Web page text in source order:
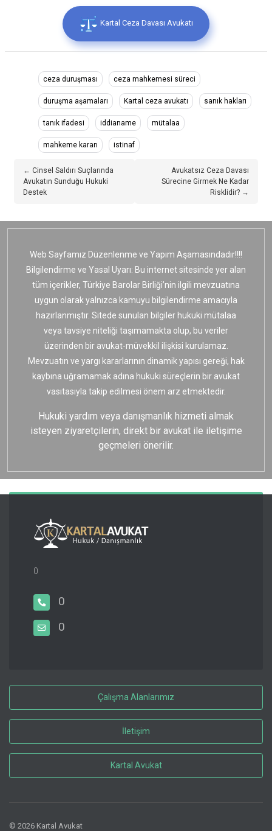
Kartal Ceza Davası Avukatı
ceza duruşması ceza mahkemesi süreci
duruşma aşamaları Kartal ceza avukatı sanık hakları
tanık ifadesi iddianame mütalaa
mahkeme kararı istinaf
← Cinsel Saldırı Suçlarında
Avukatın Sunduğu Hukuki
Destek
Avukatsız Ceza Davası
Sürecine Girmek Ne Kadar
Risklidir? →
Web Sayfamız Düzenlenme ve Yapım Aşamasındadır!!!!
Bilgilendirme ve Yasal Uyarı: Bu internet sitesinde yer alan
tüm içerikler, Türkiye Barolar Birliği’nin ilgili mevzuatına
uygun olarak yalnızca kamuyu bilgilendirme amacıyla
hazırlanmıştır. Sitede sunulan bilgiler hukuki mütalaa
veya tavsiye niteliği taşımamakta olup, bu veriler
üzerinden bir avukat-müvekkil ilişkisi kurulamaz.
Mevzuatın ve yargı kararlarının dinamik yapısı gereği, hak
kaybına uğramamak adına hukuki süreçlerin bir avukat
vasıtasıyla takip edilmesi önem arz etmektedir.
Hukuki yardım veya danışmanlık hizmeti almak
isteyen ziyaretçilerin, direkt bir avukat ile iletişime
geçmeleri önerilir.
0
0
0
Çalışma Alanlarımız
İletişim
Kartal Avukat
© 2026 Kartal Avukat